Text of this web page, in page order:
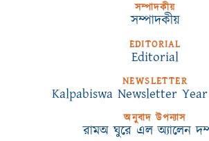
সম্পাদকীয়
সম্পাদকীয়
EDITORIAL
Editorial
NEWSLETTER
Kalpabiswa Newsletter
অনুবাদ উপন্যাস
রামঅ ঘুরে এল অ্যালেন